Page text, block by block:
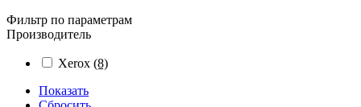
Фильтр по параметрам
Производитель
Xerox (8)
Показать